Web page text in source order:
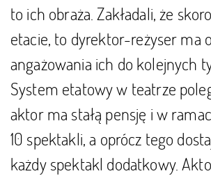
to ich obraża. Zakładali, że
etacie, to dyrektor-reżyser ma
angażowania ich do kolejnych
System etatowy w teatrze
aktor ma stałą pensję i w
10 spektakli, a oprócz tego
każdy spektakl dodatkowy.